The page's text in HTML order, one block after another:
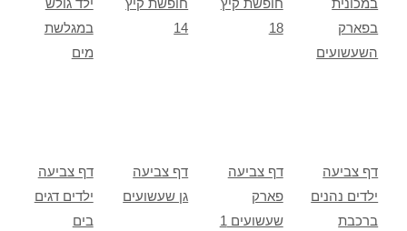
במגלשת
מים
14
18
בפארק
השעשועים
דף צביעה
ילדים דגים
בים
דף צביעה
גן שעשועים
דף צביעה
פארק
שעשועים 1
דף צביעה
ילדים נהנים
ברכבת